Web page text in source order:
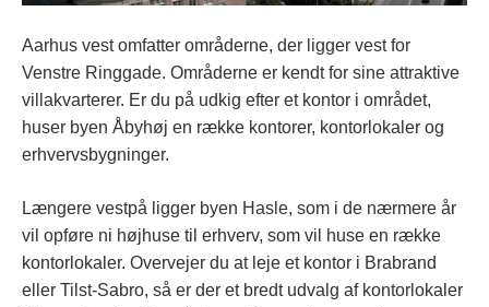
Aarhus vest omfatter områderne, der ligger vest for
Venstre Ringgade. Områderne er kendt for sine attraktive
villakvarterer. Er du på udkig efter et kontor i området,
huser byen Åbyhøj en række kontorer, kontorlokaler og
erhvervsbygninger.
Længere vestpå ligger byen Hasle, som i de nærmere år
vil opføre ni højhuse til erhverv, som vil huse en række
kontorlokaler. Overvejer du at leje et kontor i Brabrand
eller Tilst-Sabro, så er der et bredt udvalg af kontorlokaler